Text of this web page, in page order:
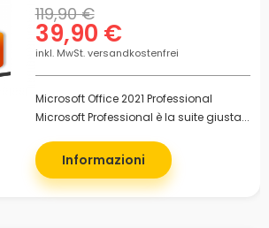
39,90 €
119,90 €
inkl. MwSt. versandkostenfrei
Microsoft Office 2021 Professional
Microsoft Professional è la suite giusta...
Informazioni